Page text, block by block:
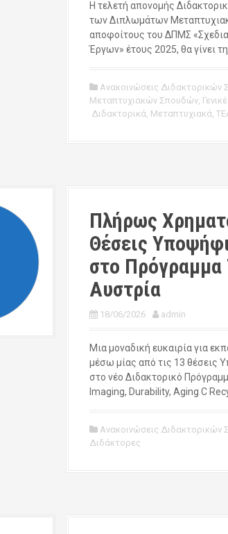
Η τελετή απονομής
των Διπλωμάτων
αποφοίτους του ΔΠΜΣ
Έργων» έτους 2025, θα γίνει
Ανακοινώσεις Διδακτορικών
Μεταπτυχιακών Σπουδών
Διδακτορικά Μεταπτυχιακά
Πλήρως
Θέσεις
στο Πρόγραμμα
Αυστρία
18/06/2026 admin
Μια μοναδική ευκαιρία για
μέσω μίας από τις 13 θέσεις
στο νέο Διδακτορικό
Imaging, Durability, Aging C
Ανακοινώσεις Διδακτορικών
Διδάκτορες